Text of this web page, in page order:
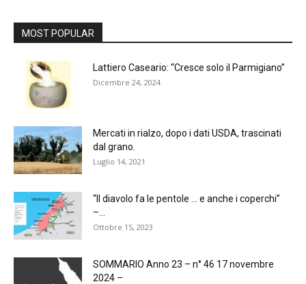
MOST POPULAR
Lattiero Caseario: “Cresce solo il Parmigiano”
Dicembre 24, 2024
Mercati in rialzo, dopo i dati USDA, trascinati
dal grano.
Luglio 14, 2021
“Il diavolo fa le pentole … e anche i coperchi”
–...
Ottobre 15, 2023
SOMMARIO Anno 23 – n° 46 17 novembre
2024 –